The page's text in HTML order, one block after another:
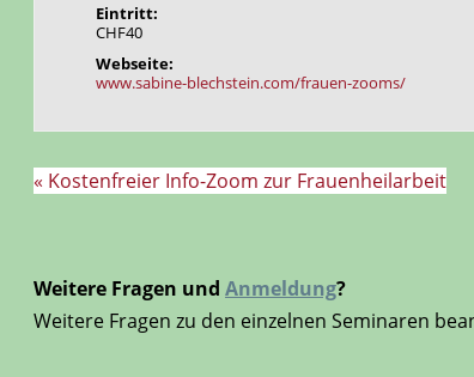
Eintritt:
CHF40
Webseite:
www.sabine-blechstein.com/frauen-zooms/
« Kostenfreier Info-Zoom zur Frauenheilarbeit
Weitere Fragen und Anmeldung?
Weitere Fragen zu den einzelnen Seminaren